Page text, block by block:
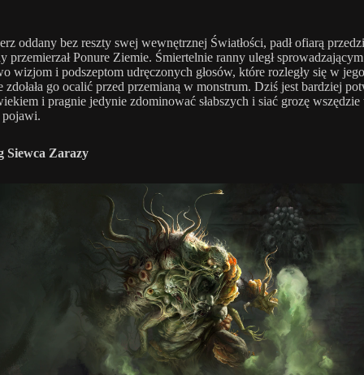
oddany bez reszty swej wewnętrznej Światłości, padł ofiarą
przemierzał Ponure Ziemie. Śmiertelnie ranny uległ sprowadzającym
wizjom i podszeptom udręczonych głosów, które rozległy się w
zdołała go ocalić przed przemianą w monstrum. Dziś jest bardziej
i pragnie jedynie zdominować słabszych i siać grozę wszędzie
pojawi.
Siewca Zarazy